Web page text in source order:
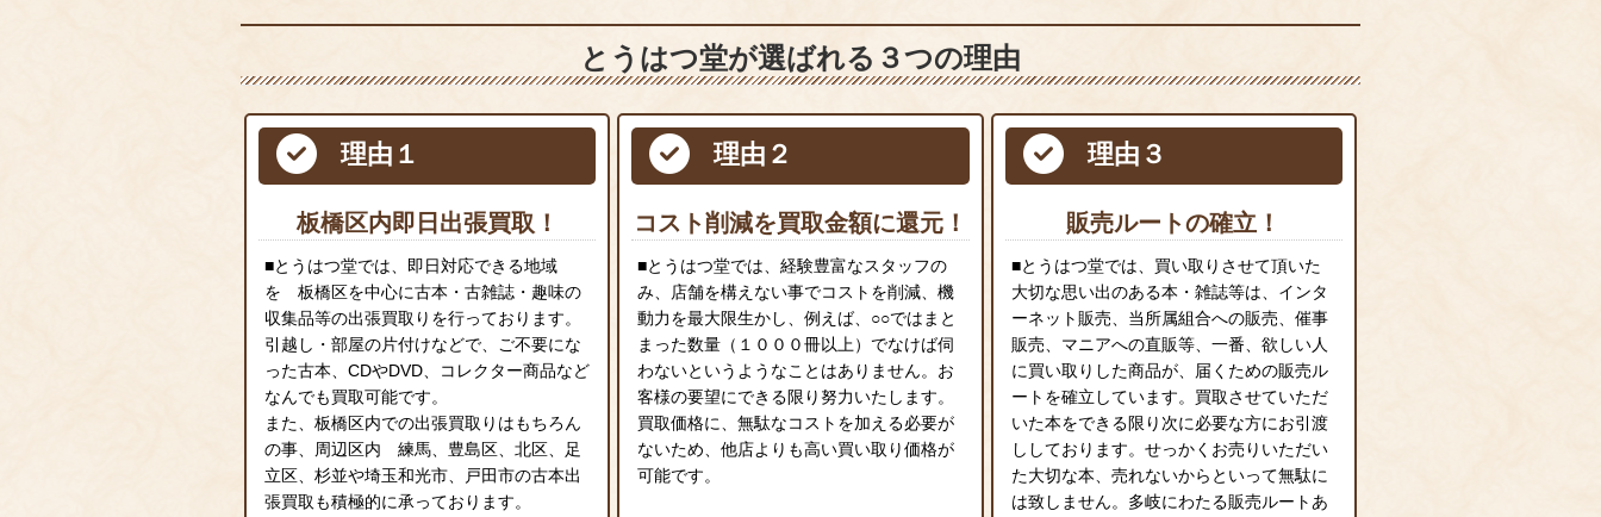
とうはつ堂が選ばれる３つの理由
理由１
板橋区内即日出張買取！
■とうはつ堂では、即日対応できる地域
を 板橋区を中心に古本・古雑誌・趣味の
収集品等の出張買取りを行っております。
引越し・部屋の片付けなどで、ご不要にな
った古本、CDやDVD、コレクター商品など
なんでも買取可能です。
また、板橋区内での出張買取りはもちろん
の事、周辺区内 練馬、豊島区、北区、足
立区、杉並や埼玉和光市、戸田市の古本出
張買取も積極的に承っております。
理由２
コスト削減を買取金額に還元！
■とうはつ堂では、経験豊富なスタッフの
み、店舗を構えない事でコストを削減、機
動力を最大限生かし、例えば、○○ではまと
まった数量（１０００冊以上）でなけば伺
わないというようなことはありません。お
客様の要望にできる限り努力いたします。
買取価格に、無駄なコストを加える必要が
ないため、他店よりも高い買い取り価格が
可能です。
理由３
販売ルートの確立！
■とうはつ堂では、買い取りさせて頂いた
大切な思い出のある本・雑誌等は、インタ
ーネット販売、当所属組合への販売、催事
販売、マニアへの直販等、一番、欲しい人
に買い取りした商品が、届くための販売ル
ートを確立しています。買取させていただ
いた本をできる限り次に必要な方にお引渡
ししております。せっかくお売りいただい
た大切な本、売れないからといって無駄に
は致しません。多岐にわたる販売ルートあ